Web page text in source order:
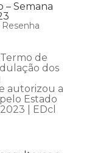
– Semana
Resenha
de
dos
autorizou a
Estado
| EDcl